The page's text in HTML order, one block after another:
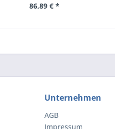
(504062-B21)
86,89 € *
Unternehmen
AGB
Impressum